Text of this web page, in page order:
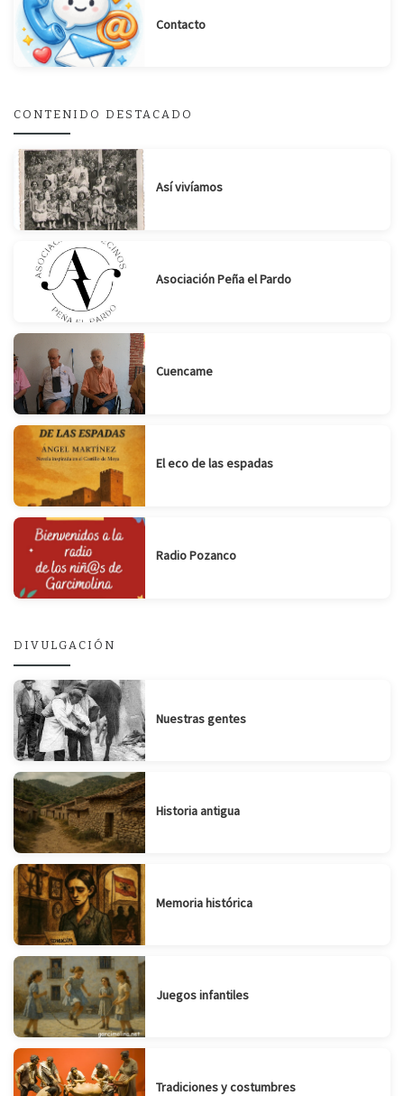
Contacto
CONTENIDO DESTACADO
Así vivíamos
Asociación Peña el Pardo
Cuencame
El eco de las espadas
Radio Pozanco
DIVULGACIÓN
Nuestras gentes
Historia antigua
Memoria histórica
Juegos infantiles
Tradiciones y costumbres